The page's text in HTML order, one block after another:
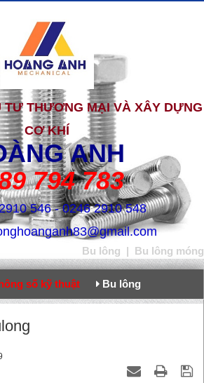
TƯ THƯƠNG MẠI VÀ XÂY DỰNG
CƠ KHÍ
ANH
794 783
546 - 0246 2910 548
Bu lông | Bu lông móng
số kỹ thuật Bu lông